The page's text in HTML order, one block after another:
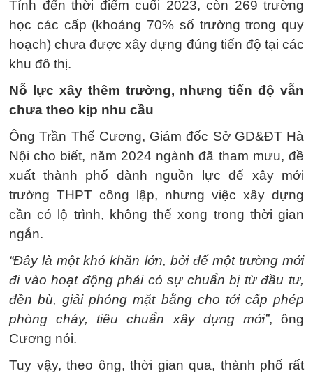
Tính đến thời điểm cuối 2023, còn 269 trường
học các cấp (khoảng 70% số trường trong quy
hoạch) chưa được xây dựng đúng tiến độ tại các
khu đô thị.
Nỗ lực xây thêm trường, nhưng tiến độ vẫn
chưa theo kịp nhu cầu
Ông Trần Thế Cương, Giám đốc Sở GD&ĐT Hà
Nội cho biết, năm 2024 ngành đã tham mưu, đề
xuất thành phố dành nguồn lực để xây mới
trường THPT công lập, nhưng việc xây dựng
cần có lộ trình, không thể xong trong thời gian
ngắn.
“Đây là một khó khăn lớn, bởi để một trường mới
đi vào hoạt động phải có sự chuẩn bị từ đầu tư,
đền bù, giải phóng mặt bằng cho tới cấp phép
phòng cháy, tiêu chuẩn xây dựng mới”, ông
Cương nói.
Tuy vậy, theo ông, thời gian qua, thành phố rất